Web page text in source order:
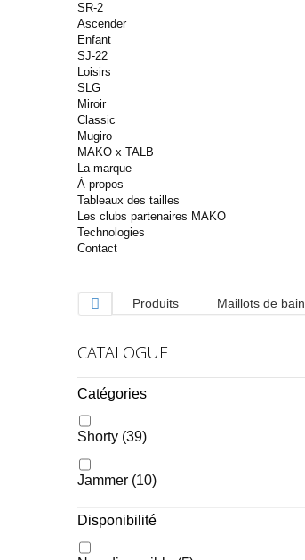
SR-2
Ascender
Enfant
SJ-22
Loisirs
SLG
Miroir
Classic
Mugiro
MAKO x TALB
La marque
À propos
Tableaux des tailles
Les clubs partenaires MAKO
Technologies
Contact
Produits Maillots de bain
CATALOGUE
Catégories
Shorty (39)
Jammer (10)
Disponibilité